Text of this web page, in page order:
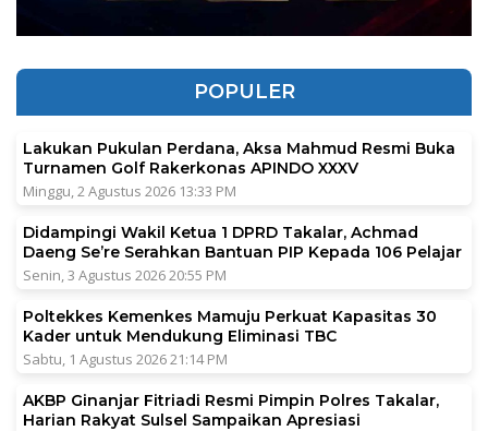
POPULER
Lakukan Pukulan Perdana, Aksa Mahmud Resmi Buka
Turnamen Golf Rakerkonas APINDO XXXV
Minggu, 2 Agustus 2026 13:33 PM
Didampingi Wakil Ketua 1 DPRD Takalar, Achmad
Daeng Se’re Serahkan Bantuan PIP Kepada 106 Pelajar
Senin, 3 Agustus 2026 20:55 PM
Poltekkes Kemenkes Mamuju Perkuat Kapasitas 30
Kader untuk Mendukung Eliminasi TBC
Sabtu, 1 Agustus 2026 21:14 PM
AKBP Ginanjar Fitriadi Resmi Pimpin Polres Takalar,
Harian Rakyat Sulsel Sampaikan Apresiasi